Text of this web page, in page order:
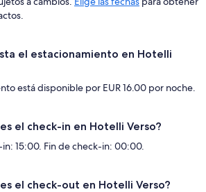
el estacionamiento en Hotelli
está disponible por EUR 16.00 por noche.
el check-in en Hotelli Verso?
15:00. Fin de check-in: 00:00.
el check-out en Hotelli Verso?